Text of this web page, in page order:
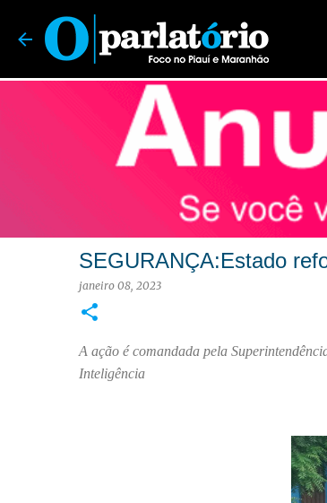
O Parlatório | Foco no Piauí e Maranhão
SEGURANÇA:Estado
janeiro 08, 2023
A ação é comandada pela
Inteligência